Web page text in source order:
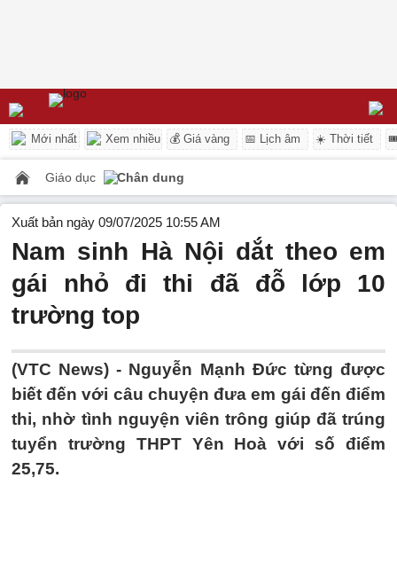
Mới nhất Xem nhiều 💰 Giá vàng 📅 Lịch âm ☀️ Thời tiết
Giáo dục Chân dung
Xuất bản ngày 09/07/2025 10:55 AM
Nam sinh Hà Nội dắt theo em
gái nhỏ đi thi đã đỗ lớp 10
trường top
(VTC News) - Nguyễn Mạnh Đức từng được
biết đến với câu chuyện đưa em gái đến điểm
thi, nhờ tình nguyện viên trông giúp đã trúng
tuyển trường THPT Yên Hoà với số điểm
25,75.